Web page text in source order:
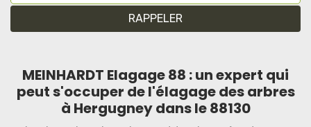
MEINHARDT Elagage 88 : un expert qui
peut s'occuper de l'élagage des arbres
à Hergugney dans le 88130